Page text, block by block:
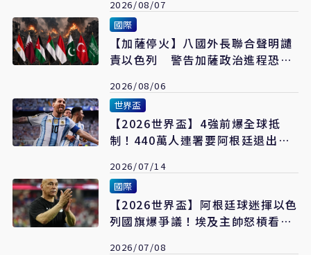
2026/08/07
國際
【加薩停火】八國外長聯合聲明譴
責以色列 警告加薩政治進程恐全
2026/08/06
世界盃
【2026世界盃】4強前爆全球抵
制！440萬人連署要阿根廷退出世
2026/07/14
國際
【2026世界盃】阿根廷球迷揮以色
列國旗爆爭議！埃及主帥怒槓看台
2026/07/08